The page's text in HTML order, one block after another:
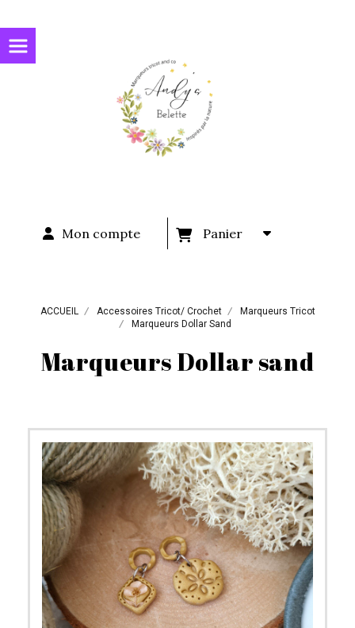
Mon compte Panier
ACCUEIL Accessoires Tricot/ Crochet
Marqueurs Tricot
Marqueurs Dollar Sand
Marqueurs Dollar sand